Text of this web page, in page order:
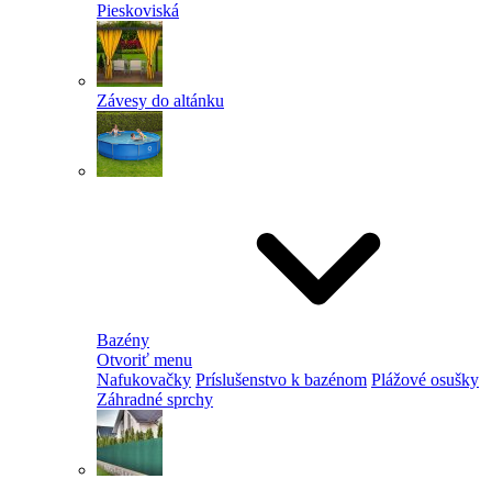
Pieskoviská
Závesy do altánku
Bazény
Otvoriť menu
Nafukovačky Príslušenstvo k bazénom Plážové osušky
Záhradné sprchy